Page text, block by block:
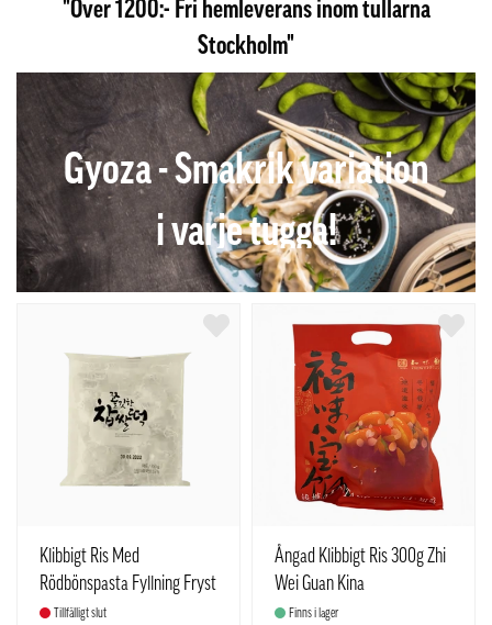
"Över 1200:- Fri hemleverans inom tullarna
Stockholm"
Gyoza - Smakrik variation
i varje tugga!
Klibbigt Ris Med
Rödbönspasta Fyllning Fryst
150g Samlip Korea
Tillfälligt slut
Ångad Klibbigt Ris 300g Zhi
Wei Guan Kina
Finns i lager